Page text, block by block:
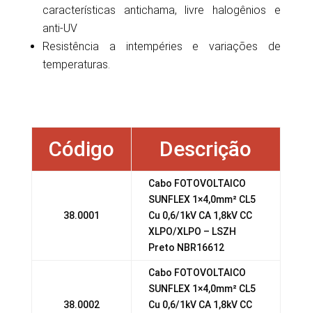
características antichama, livre halogênios e
anti-UV
Resistência a intempéries e variações de
temperaturas.
Código Descrição
38.0001
Cabo FOTOVOLTAICO
SUNFLEX 1×4,0mm² CL5
Cu 0,6/1kV CA 1,8kV CC
XLPO/XLPO – LSZH
Preto NBR16612
38.0002
Cabo FOTOVOLTAICO
SUNFLEX 1×4,0mm² CL5
Cu 0,6/1kV CA 1,8kV CC